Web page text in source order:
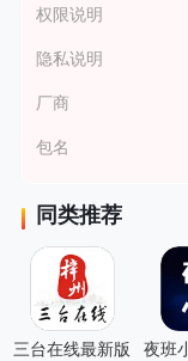
权限说明
隐私说明
厂商
包名
同类推荐
三台在线最新版 夜班